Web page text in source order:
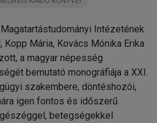
negatív magatartásformák,
és életminőség
életminősége
Hungarostudy 2002 felmérésben
Intézetének
Mária, Kovács Mónika Erika
a magyar népesség
bemutató monográfiája a XXI.
szakembere, döntéshozói,
igen fontos és időszerű
betegségekkel